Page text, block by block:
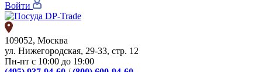
Войти
109052, Москва
ул. Нижегородская, 29-33, стр. 12
Пн-пт с 10:00 до 19:00